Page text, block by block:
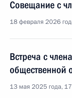
Совещание с
18 февраля 2026
Встреча с
общественной
13 мая 2025 года,